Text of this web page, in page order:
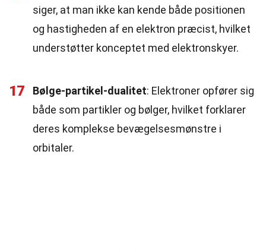
siger, at man ikke kan kende både positionen
og hastigheden af en elektron præcist, hvilket
understøtter konceptet med elektronskyer.
17 Bølge-partikel-dualitet: Elektroner opfører sig
både som partikler og bølger, hvilket forklarer
deres komplekse bevægelsesmønstre i
orbitaler.